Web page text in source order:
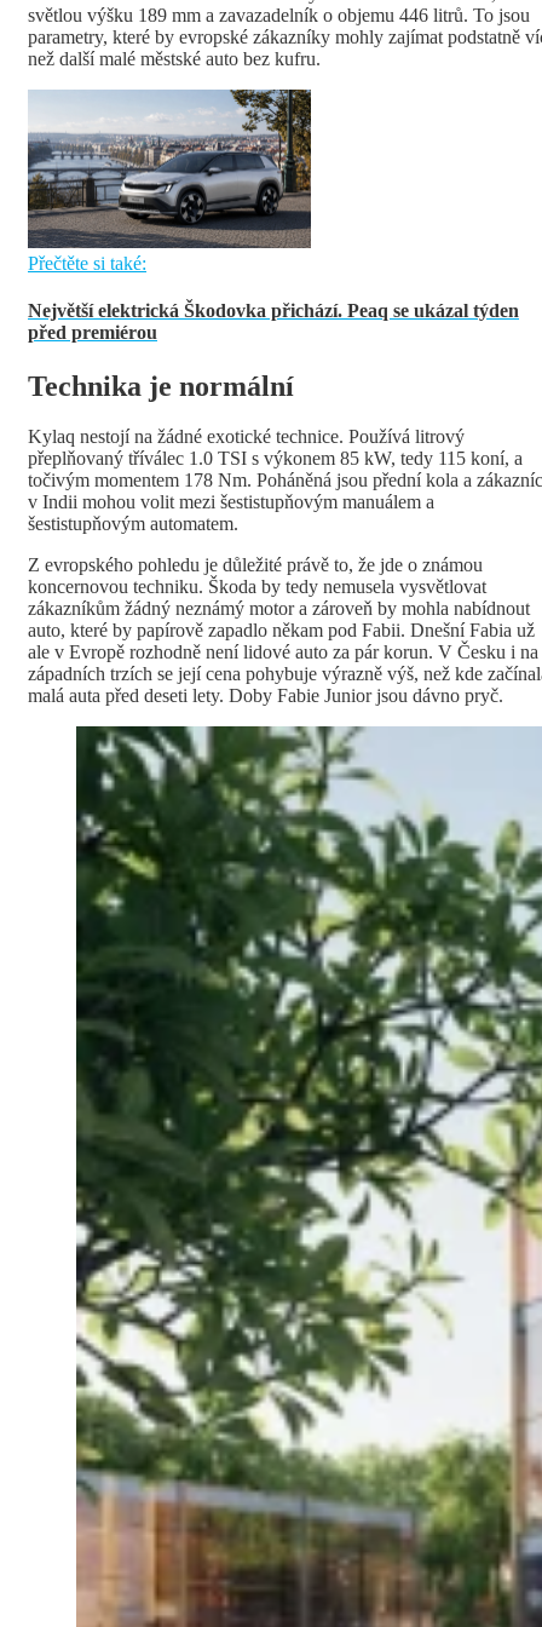
světlou výšku 189 mm a zavazadelník o objemu 446 litrů. To jsou
parametry, které by evropské zákazníky mohly zajímat podstatně
než další malé městské auto bez kufru.
Přečtěte si také:
Největší elektrická Škodovka přichází. Peaq se ukázal týden
před premiérou
Technika je normální
Kylaq nestojí na žádné exotické technice. Používá litrový
přeplňovaný tříválec 1.0 TSI s výkonem 85 kW, tedy 115 koní, a
točivým momentem 178 Nm. Poháněná jsou přední kola a
v Indii mohou volit mezi šestistupňovým manuálem a
šestistupňovým automatem.
Z evropského pohledu je důležité právě to, že jde o známou
koncernovou techniku. Škoda by tedy nemusela vysvětlovat
zákazníkům žádný neznámý motor a zároveň by mohla nabídnout
auto, které by papírově zapadlo někam pod Fabii. Dnešní Fabia už
ale v Evropě rozhodně není lidové auto za pár korun. V Česku i na
západních trzích se její cena pohybuje výrazně výš, než kde
malá auta před deseti lety. Doby Fabie Junior jsou dávno pryč.